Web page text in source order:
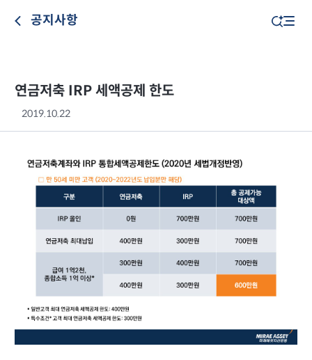
공지사항
연금저축 IRP 세액공제 한도
2019.10.22